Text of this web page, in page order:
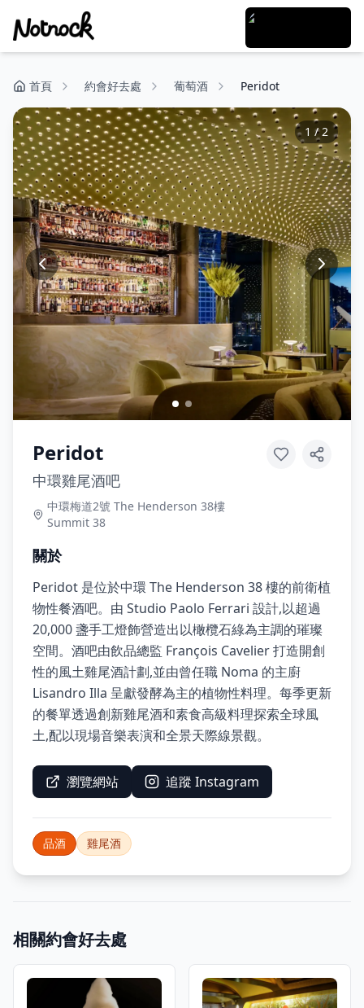
首頁 約會好去處 葡萄酒 Peridot
1 /2
Peridot
中環雞尾酒吧
中環梅道2號 The Henderson 38樓
Summit 38
關於
Peridot 是位於中環 The Henderson 38 樓的前衛植
物性餐酒吧。由 Studio Paolo Ferrari 設計,以超過
20,000 盞手工燈飾營造出以橄欖石綠為主調的璀璨
空間。酒吧由飲品總監 François Cavelier 打造開創
性的風土雞尾酒計劃,並由曾任職 Noma 的主廚
Lisandro Illa 呈獻發酵為主的植物性料理。每季更新
的餐單透過創新雞尾酒和素食高級料理探索全球風
土,配以現場音樂表演和全景天際線景觀。
瀏覽網站 追蹤 Instagram
品酒 雞尾酒
相關約會好去處